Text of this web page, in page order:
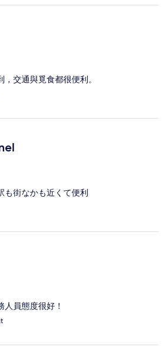
交通與覓食都很便利。
も街なかも近くて便利
員態度很好！